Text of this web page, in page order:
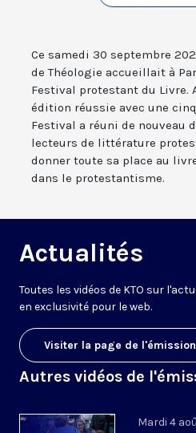
Ce samedi 30 septembre
de Théologie accueillait à
Festival protestant du Livre.
édition réussie avec une
Festival a réuni de nouveau
lecteurs de littérature
donner toute sa place au
dans le protestantisme.
Actualités
Toutes les vidéos de KTO sur
en exclusivité pour le web.
Visiter la page de l'émission
Autres vidéos de
Mardi 4